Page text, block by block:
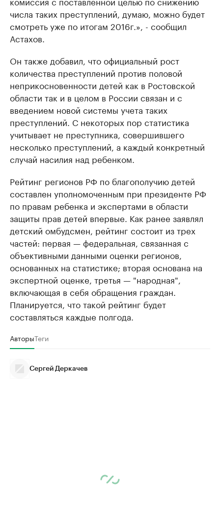
числа таких преступлений, думаю, можно будет
смотреть уже по итогам 2016г.», - сообщил
Астахов.
Он также добавил, что официальный рост
количества преступлений против половой
неприкосновенности детей как в Ростовской
области так и в целом в России связан и с
введением новой системы учета таких
преступлений. С некоторых пор статистика
учитывает не преступника, совершившего
несколько преступлений, а каждый конкретный
случай насилия над ребенком.
Рейтинг регионов РФ по благополучию детей
составлен уполномоченным при президенте РФ
по правам ребенка и экспертами в области
защиты прав детей впервые. Как ранее заявлял
детский омбудсмен, рейтинг состоит из трех
частей: первая — федеральная, связанная с
объективными данными оценки регионов,
основанных на статистике; вторая основана на
экспертной оценке, третья — "народная",
включающая в себя обращения граждан.
Планируется, что такой рейтинг будет
составляться каждые полгода.
АвторыТеги
Сергей Деркачев